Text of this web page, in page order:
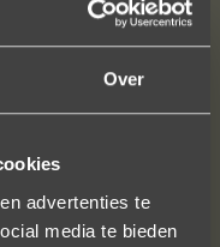
Over
advertenties te
media te bieden